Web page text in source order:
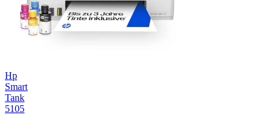
Hp
Smart
Tank
5105